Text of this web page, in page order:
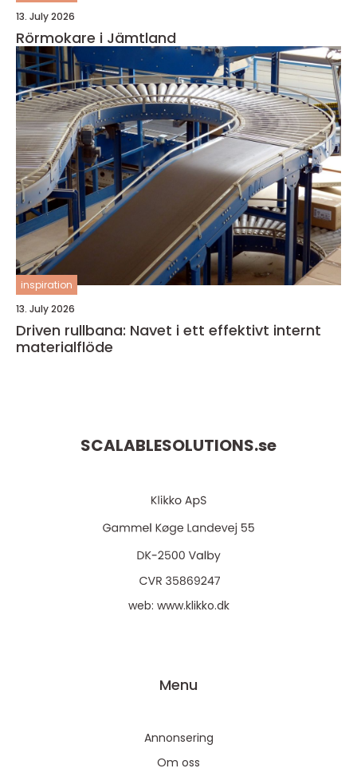
13. July 2026
Rörmokare i Jämtland
inspiration
13. July 2026
Driven rullbana: Navet i ett effektivt internt
materialflöde
SCALABLESOLUTIONS.se
web: www.klikko.dk
Menu
Annonsering
Om oss